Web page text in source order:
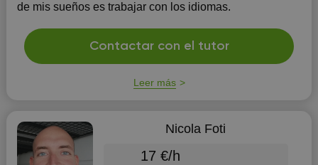
de mis sueños es trabajar con los idiomas.
Contactar con el tutor
Leer más
Nicola Foti
17 €/h